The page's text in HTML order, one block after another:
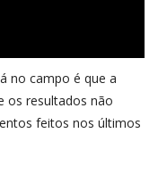
no campo é que a
os resultados não
feitos nos últimos